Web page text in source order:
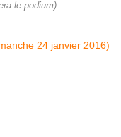
le podium)